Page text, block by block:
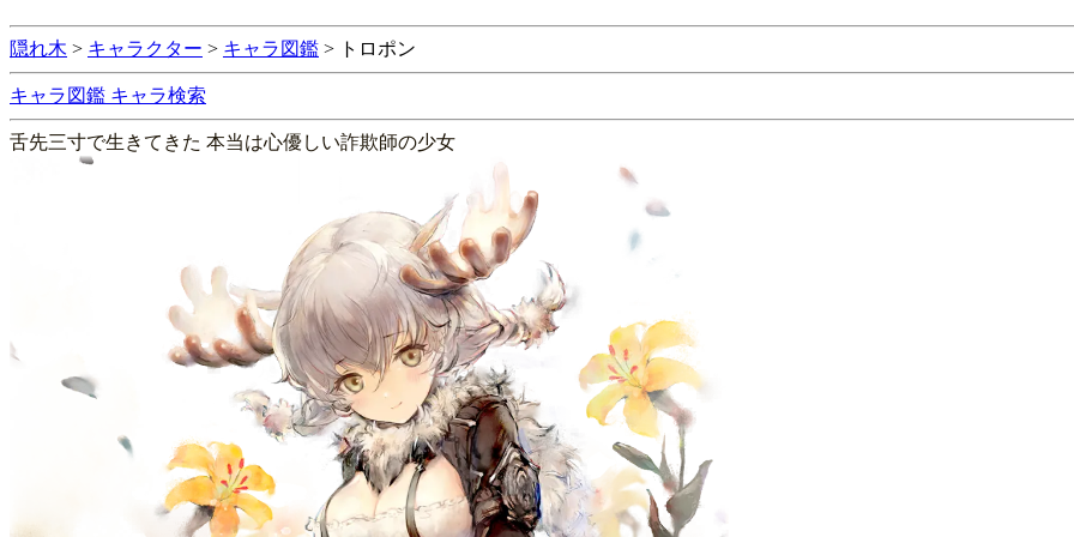
隠れ木 > キャラクター > キャラ図鑑 > トロポン
キャラ図鑑 キャラ検索
舌先三寸で生きてきた 本当は心優しい詐欺師の少女